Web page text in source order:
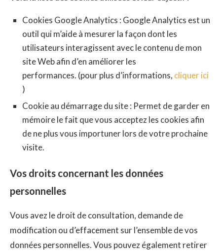
Cookies Google Analytics : Google Analytics est un
outil qui m’aide à mesurer la façon dont les
utilisateurs interagissent avec le contenu de mon
site Web afin d’en améliorer les
performances. (pour plus d’informations, cliquer ici
)
Cookie au démarrage du site : Permet de garder en
mémoire le fait que vous acceptez les cookies afin
de ne plus vous importuner lors de votre prochaine
visite.
Vos droits concernant les données
personnelles
Vous avez le droit de consultation, demande de
modification ou d’effacement sur l’ensemble de vos
données personnelles. Vous pouvez également retirer